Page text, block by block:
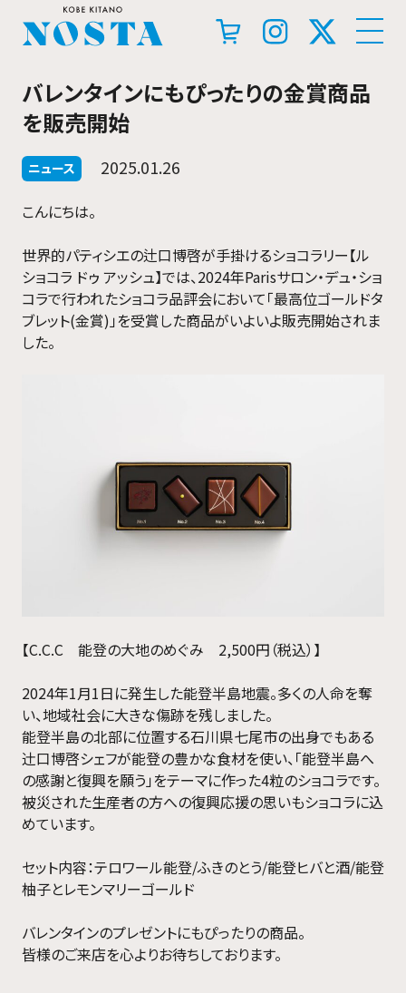
バレンタインにもぴったりの金賞商品
を販売開始
ニュース 2025.01.26
こんにちは。
世界的パティシエの辻口博啓が手掛けるショコラリー【ル
ショコラ ドゥ アッシュ】では、2024年Parisサロン・デュ・ショ
コラで行われたショコラ品評会において「最高位ゴールドタ
ブレット(金賞)」を受賞した商品がいよいよ販売開始されま
した。
【C.C.C 能登の大地のめぐみ 2,500円（税込）】
2024年1月1日に発生した能登半島地震。多くの人命を奪
い、地域社会に大きな傷跡を残しました。
能登半島の北部に位置する石川県七尾市の出身でもある
辻󠄀口博啓シェフが能登の豊かな食材を使い、「能登半島へ
の感謝と復興を願う」をテーマに作った4粒のショコラです。
被災された生産者の方への復興応援の思いもショコラに込
めています。
セット内容：テロワール能登/ふきのとう/能登ヒバと酒/能登
柚子とレモンマリーゴールド
バレンタインのプレゼントにもぴったりの商品。
皆様のご来店を心よりお待ちしております。